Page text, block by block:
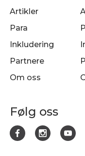
Artikler
Para
Inkludering
Partnere
Om oss
Følg oss